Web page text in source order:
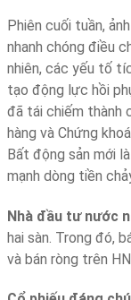
Phiên cuối tuần,
nhanh chóng điều
nhiên, các yếu tố
tạo động lực hồi
đã tái chiếm thành
hàng và Chứng
Bất động sản mới
mạnh dòng tiền
Nhà đầu tư nước
hai sàn. Trong đó,
và bán ròng trên